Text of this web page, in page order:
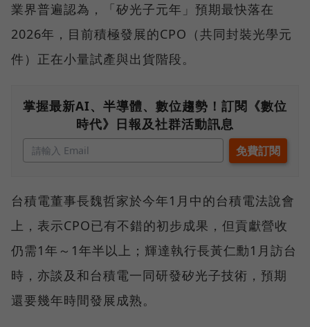
業界普遍認為，「矽光子元年」預期最快落在
2026年，目前積極發展的CPO（共同封裝光學元
件）正在小量試產與出貨階段。
掌握最新AI、半導體、數位趨勢！訂閱《數位
時代》日報及社群活動訊息
台積電董事長魏哲家於今年1月中的台積電法說會
上，表示CPO已有不錯的初步成果，但貢獻營收
仍需1年～1年半以上；輝達執行長黃仁勳1月訪台
時，亦談及和台積電一同研發矽光子技術，預期
還要幾年時間發展成熟。